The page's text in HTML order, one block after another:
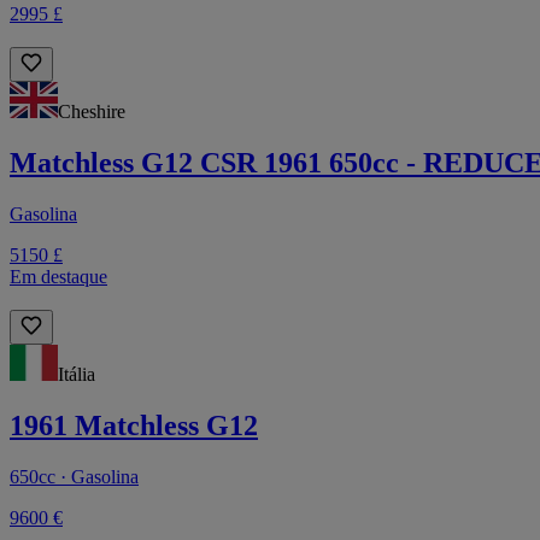
2995 £
Cheshire
Matchless G12 CSR 1961 650cc -
Gasolina
5150 £
Em destaque
Itália
1961 Matchless G12
650cc · Gasolina
9600 €